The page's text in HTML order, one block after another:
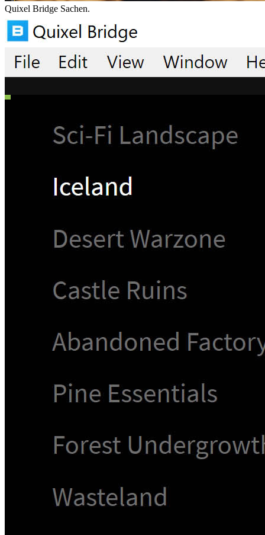
Quixel Bridge Sachen.